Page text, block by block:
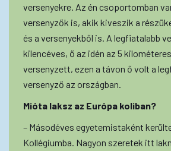
versenyekre. Az én csoportomban
versenyzők is, akik kiveszik a
és a versenyekből is. A legfiatalabb
kilencéves, ő az idén az 5
versenyzett, ezen a távon ő volt a
versenyző az országban.
Mióta laksz az Európa koliban?
– Másodéves egyetemistaként
Kollégiumba. Nagyon szeretek itt